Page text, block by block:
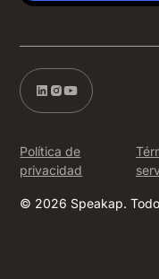
© 2026 Speakap.
Política de
privacidad